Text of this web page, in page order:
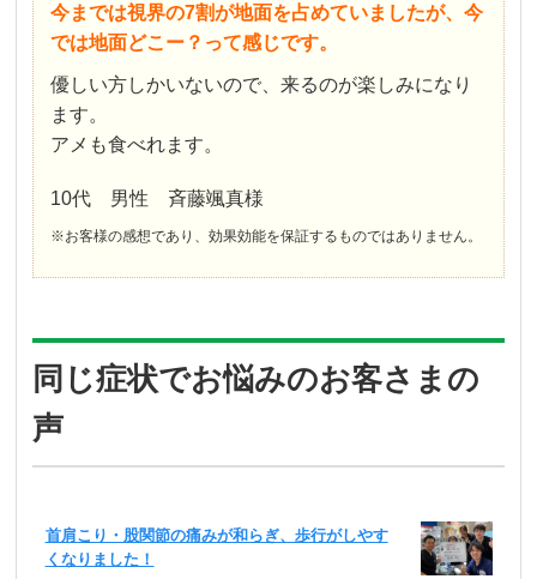
今までは視界の7割が地面を占めていましたが、今
では地面どこー？って感じです。
優しい方しかいないので、来るのが楽しみになり
ます。
アメも食べれます。
10代 男性 斉藤颯真様
※お客様の感想であり、効果効能を保証するものではありません。
同じ症状でお悩みのお客さまの
声
首肩こり・股関節の痛みが和らぎ、歩行がしやす
くなりました！